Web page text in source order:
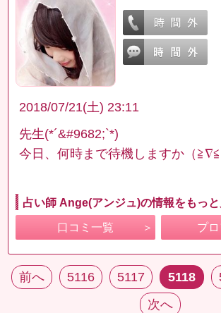
2018/07/21(土) 23:11
先生(*´&#9682;`*)
今日、何時まで待機しますか（≧∇≦
占い師 Ange(アンジュ)の情報をもっ
口コミ一覧 プ
前へ 5116 5117 5118
次へ